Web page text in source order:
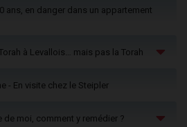
ans, en danger dans un appartement
à Levallois… mais pas la Torah
- En visite chez le Steipler
de moi, comment y remédier ?